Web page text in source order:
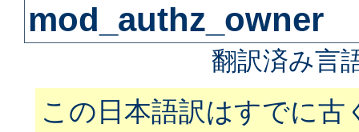
mod_authz_owner
翻訳済み言
この日本語訳はすでに古